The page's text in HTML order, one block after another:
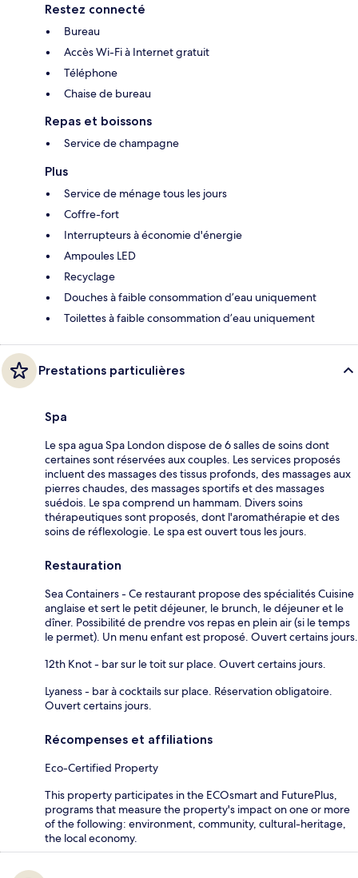
Restez connecté
Bureau
Accès Wi-Fi à Internet gratuit
Téléphone
Chaise de bureau
Repas et boissons
Service de champagne
Plus
Service de ménage tous les jours
Coffre-fort
Interrupteurs à économie d'énergie
Ampoules LED
Recyclage
Douches à faible consommation d’eau uniquement
Toilettes à faible consommation d’eau uniquement
Prestations particulières
Spa
Le spa agua Spa London dispose de 6 salles de soins dont
certaines sont réservées aux couples. Les services proposés
incluent des massages des tissus profonds, des massages aux
pierres chaudes, des massages sportifs et des massages
suédois. Le spa comprend un hammam. Divers soins
thérapeutiques sont proposés, dont l'aromathérapie et des
soins de réflexologie. Le spa est ouvert tous les jours.
Restauration
Sea Containers - Ce restaurant propose des spécialités Cuisine
anglaise et sert le petit déjeuner, le brunch, le déjeuner et le
dîner. Possibilité de prendre vos repas en plein air (si le temps
le permet). Un menu enfant est proposé. Ouvert certains jours.
12th Knot - bar sur le toit sur place. Ouvert certains jours.
Lyaness - bar à cocktails sur place. Réservation obligatoire.
Ouvert certains jours.
Récompenses et affiliations
Eco-Certified Property
This property participates in the ECOsmart and FuturePlus,
programs that measure the property's impact on one or more
of the following: environment, community, cultural-heritage,
the local economy.